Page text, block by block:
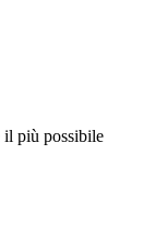
il più possibile